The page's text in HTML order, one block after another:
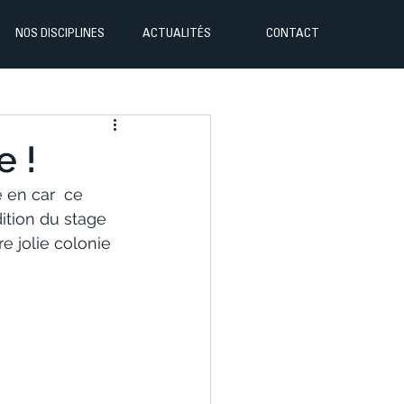
NOS DISCIPLINES ACTUALITÉS CONTACT
!
en car  ce
du stage
jolie colonie